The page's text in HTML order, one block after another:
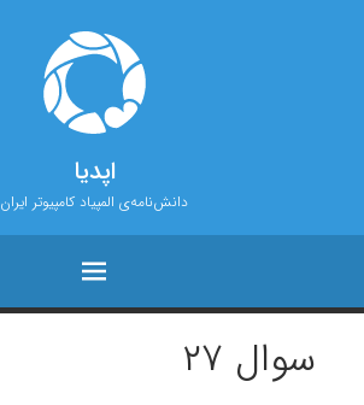
اپدیا
دانش‌نامه‌ی المپیاد کامپیوتر ایران
سوال ۲۷